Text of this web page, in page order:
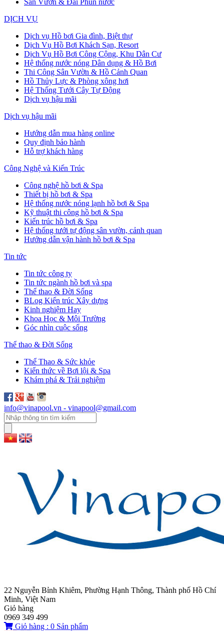
Sân Vườn & Đài Phun nước
DỊCH VỤ
Dịch vụ Hồ bơi Gia đình, Biệt thự
Dịch Vụ Hồ Bơi Khách Sạn, Resort
Dịch Vụ Hồ Bơi Công Cộng, Khu Dân Cư
Hệ thống nước nóng Dân dụng & Hồ Bơi
Thi Công Sân Vườn & Hồ Cảnh Quan
Hồ Thủy Lực & Phòng xông hơi
Hệ Thống Tưới Cây Tự Động
Dịch vụ hậu mãi
Dịch vụ hậu mãi
Hướng dẫn mua hàng online
Quy định bảo hành
Hỗ trợ khách hàng
Công Nghệ và Kiến Trúc
Công nghệ hồ bơi & Spa
Thiết bị hồ bơi & Spa
Hệ thống nước nóng lạnh hồ bơi & Spa
Kỹ thuật thi công hồ bơi & Spa
Kiến trúc hồ bơi & Spa
Hệ thống tưới tự động sân vườn, cảnh quan
Hướng dẫn vận hành hồ bơi & Spa
Tin tức
Tin tức công ty
Tin tức ngành hồ bơi và spa
Thể thao & Đời Sống
BLog Kiến trúc Xây dựng
Kinh nghiệm Hay
Khoa Học & Môi Trường
Góc nhìn cuộc sống
Thể thao & Đời Sống
Thể Thao & Sức khỏe
Kiến thức về Bơi lội & Spa
Khám phá & Trải nghiệm
info@vinapool.vn - vinapool@gmail.com
22 Nguyễn Bỉnh Khiêm, Phường Hạnh Thông, Thành phố Hồ Chí
Minh, Việt Nam
Giỏ hàng
0969 349 499
Giỏ hàng : 0 Sản phẩm